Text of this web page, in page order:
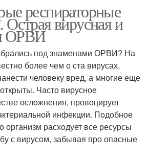
респираторные
Острая вирусная и
ОРВИ
под знаменами ОРВИ? На
более чем о ста вирусах,
человеку вред, а многие еще
Часто вирусное
осложнения, провоцирует
инфекции. Подобное
организм расходует все ресурсы
с вирусом, забывая про опасные